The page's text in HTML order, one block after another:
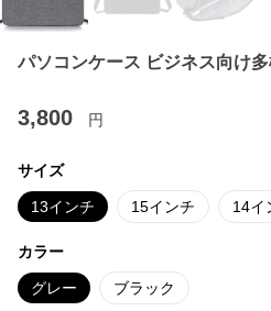
パソコンケース ビジネス向け
3,800 円
サイズ
13インチ 15インチ 14イ
カラー
グレー ブラック